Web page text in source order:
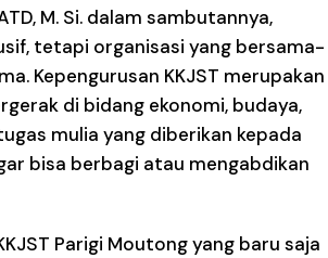
M. Si. dalam sambutannya,
tetapi organisasi yang bersama-
Kepengurusan KKJST merupakan
di bidang ekonomi, budaya,
mulia yang diberikan kepada
bisa berbagi atau mengabdikan
Parigi Moutong yang baru saja